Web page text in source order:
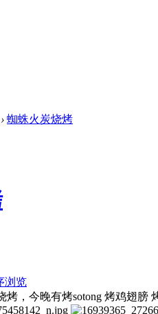
› 蜘蛛火炭烧烤
浏览
烤，今晚有烤sotong 烤鸡翅